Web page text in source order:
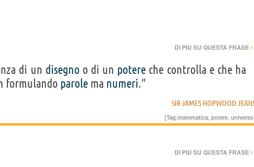
DI PIÙ SU QUESTA FRASE
di un disegno o di un potere che controlla e che ha
formulando parole ma numeri.”
SIR JAMES HOPWOOD
[Tag:matematica,potere,universo
DI PIÙ SU QUESTA FRASE